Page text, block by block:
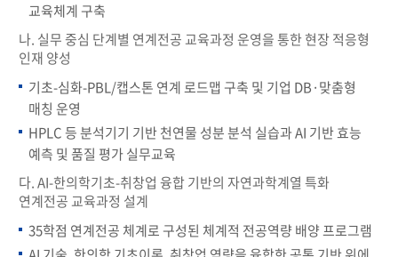
교육체계 구축
나. 실무 중심 단계별 연계전공 교육과정 운영을 통한 현장 적응형
인재 양성
기초-심화-PBL/캡스톤 연계 로드맵 구축 및 기업 DB·맞춤형
매칭 운영
HPLC 등 분석기기 기반 천연물 성분 분석 실습과 AI 기반 효능
예측 및 품질 평가 실무교육
다. AI-한의학기초-취창업 융합 기반의 자연과학계열 특화
연계전공 교육과정 설계
35학점 연계전공 체계로 구성된 체계적 전공역량 배양 프로그램